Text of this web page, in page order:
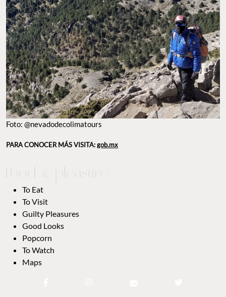
Foto: @nevadodecolimatours
PARA CONOCER MÁS VISITA:gob.mx
To Eat
To Visit
Guilty Pleasures
Good Looks
Popcorn
To Watch
Maps